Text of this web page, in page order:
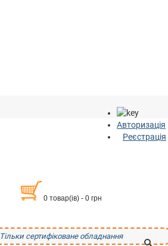
Авторизація
Реєстрація
0 товар(ів) - 0 грн
Тільки сертифіковане обладнання